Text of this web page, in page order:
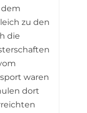
dem
zu den
die
waren
dort